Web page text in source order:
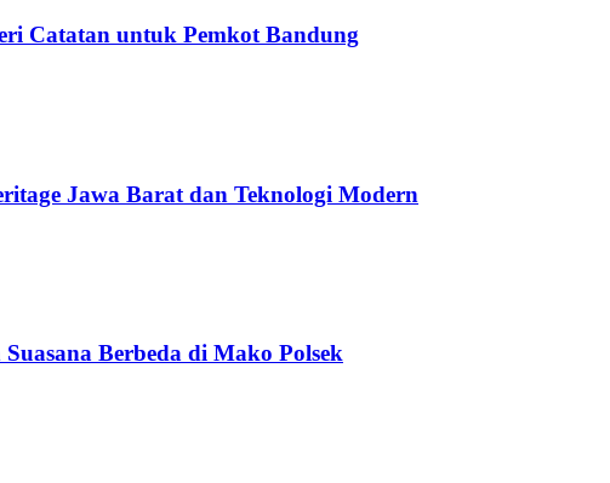
Catatan untuk Pemkot Bandung
Jawa Barat dan Teknologi Modern
Berbeda di Mako Polsek